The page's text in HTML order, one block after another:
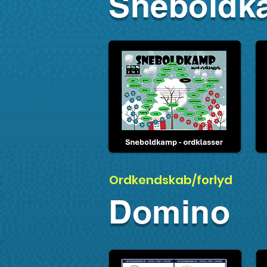
Ordkendskab/forlyd
Domino